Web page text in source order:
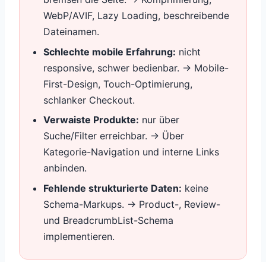
WebP/AVIF, Lazy Loading, beschreibende
Dateinamen.
Schlechte mobile Erfahrung: nicht
responsive, schwer bedienbar. → Mobile-
First-Design, Touch-Optimierung,
schlanker Checkout.
Verwaiste Produkte: nur über
Suche/Filter erreichbar. → Über
Kategorie-Navigation und interne Links
anbinden.
Fehlende strukturierte Daten: keine
Schema-Markups. → Product-, Review-
und BreadcrumbList-Schema
implementieren.